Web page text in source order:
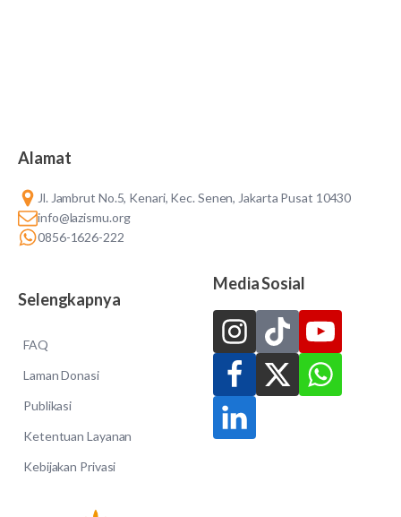
Alamat
Jl. Jambrut No.5, Kenari, Kec. Senen, Jakarta Pusat 10430
info@lazismu.org
0856-1626-222
Selengkapnya
FAQ
Laman Donasi
Publikasi
Ketentuan Layanan
Kebijakan Privasi
Media Sosial